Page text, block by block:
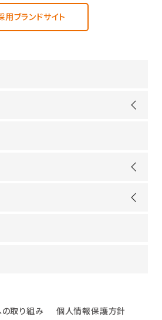
用ブランドサイト
ループが選ばれる理由
パス
究所
ュー
の取り組み 個人情報保護方針